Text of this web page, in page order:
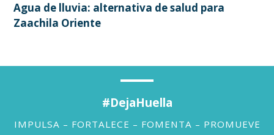
Agua de lluvia: alternativa de salud para
Zaachila Oriente
#DejaHuella
IMPULSA – FORTALECE – FOMENTA – PROMUEVE